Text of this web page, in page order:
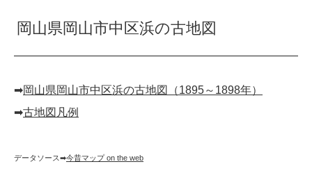
岡山県岡山市中区浜の古地図
➡︎岡山県岡山市中区浜の古地図（1895～1898年）
➡︎古地図凡例
データソース➡︎今昔マップ on the web